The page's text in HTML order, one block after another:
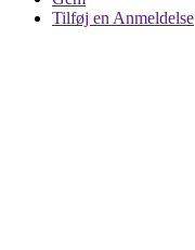
Tilføj en Anmeldelse